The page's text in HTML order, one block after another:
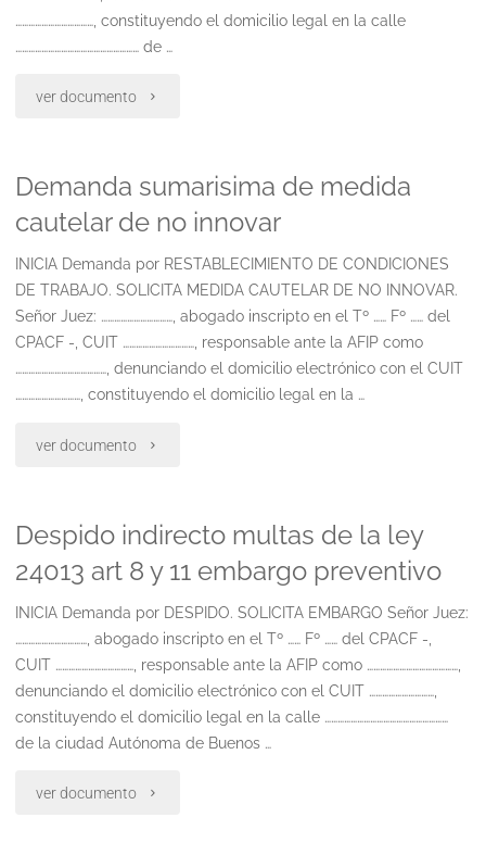
………………………………, constituyendo el domicilio legal en la calle
………………………………………………… de …
ver documento "Despido
licencia
medica"
Demanda sumarisima de medida
cautelar de no innovar
INICIA Demanda por RESTABLECIMIENTO DE CONDICIONES
DE TRABAJO. SOLICITA MEDIDA CAUTELAR DE NO INNOVAR.
Señor Juez: ……………………………, abogado inscripto en el Tº …… Fº …… del
CPACF -, CUIT ……………………………, responsable ante la AFIP como
……………………………………, denunciando el domicilio electrónico con el CUIT
…………………………, constituyendo el domicilio legal en la …
ver documento "Demanda
de
medida
cautelar
de
innovar"
Despido indirecto multas de la ley
24013 art 8 y 11 embargo preventivo
INICIA Demanda por DESPIDO. SOLICITA EMBARGO Señor Juez:
……………………………, abogado inscripto en el Tº …… Fº …… del CPACF -,
CUIT ………………………………, responsable ante la AFIP como ……………………………………,
denunciando el domicilio electrónico con el CUIT …………………………,
constituyendo el domicilio legal en la calle …………………………………………………
de la ciudad Autónoma de Buenos …
ver documento "Despido